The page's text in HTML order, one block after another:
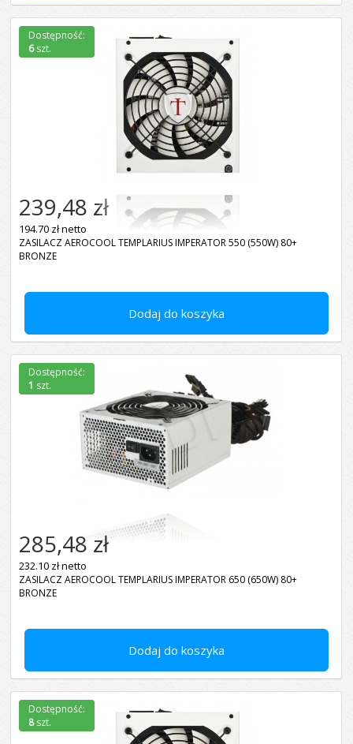
Dodaj do koszyka
239,48 zł
194.70 zł netto
ZASILACZ AEROCOOL TEMPLARIUS IMPERATOR 550 (550W) 80+
BRONZE
Dostępność:
6szt.
Dodaj do koszyka
285,48 zł
232.10 zł netto
ZASILACZ AEROCOOL TEMPLARIUS IMPERATOR 650 (650W) 80+
BRONZE
Dostępność:
1 szt.
Dostępność:
8szt.